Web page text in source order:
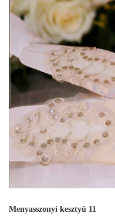
Menyasszonyi kesztyű 11